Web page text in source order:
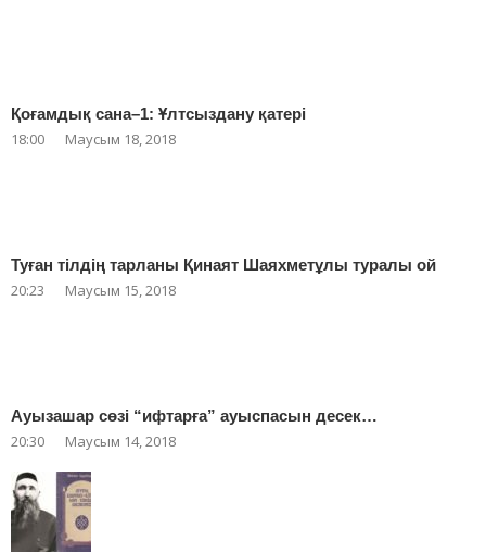
Қоғамдық сана–1: Ұлтсыздану қатері
18:00 Маусым 18, 2018
Туған тілдің тарланы Қинаят Шаяхметұлы туралы ой
20:23 Маусым 15, 2018
Ауызашар сөзі “ифтарға” ауыспасын десек…
20:30 Маусым 14, 2018